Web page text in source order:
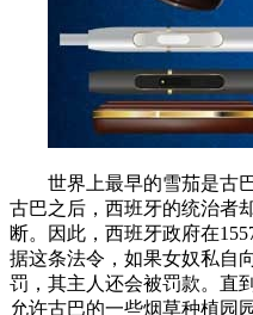
世界上最早的雪茄是古
古巴之后，西班牙的统治者
断。因此，西班牙政府在
据这条法令，如果女奴私自
罚，其主人还会被罚款。直
允许古巴的一些烟草种植园